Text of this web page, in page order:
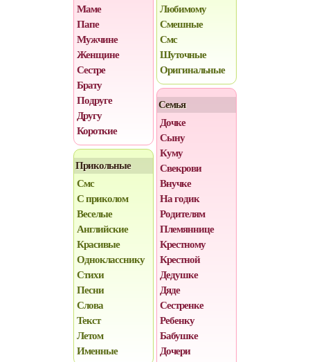
Маме
Папе
Мужчине
Женщине
Сестре
Брату
Подруге
Другу
Короткие
Прикольные
Смс
С приколом
Веселые
Английские
Красивые
Однокласснику
Стихи
Песни
Слова
Текст
Летом
Именные
Любимому
Смешные
Смс
Шуточные
Оригинальные
Семья
Дочке
Сыну
Куму
Свекрови
Внучке
На годик
Родителям
Племяннице
Крестному
Крестной
Дедушке
Дяде
Сестренке
Ребенку
Бабушке
Дочери